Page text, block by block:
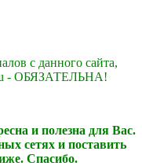
с данного сайта,
- ОБЯЗАТЕЛЬНА!
и полезна для Вас.
сетях и поставить
Спасибо.